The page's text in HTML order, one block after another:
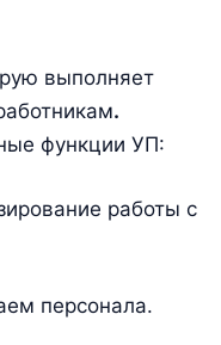
выполняет
.
функции УП:
работы с
персонала.